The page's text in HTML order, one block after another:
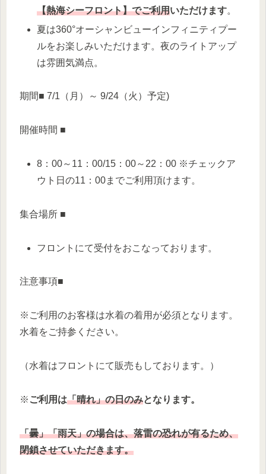
【熱海シーフロント】でご利用いただけます。
夏は360°オーシャンビューインフィニティプー
ルをお楽しみいただけます。夜のライトアップ
は雰囲気満点。
期間■ 7/1（月）～ 9/24（火）予定)
開催時間 ■
8：00～11：00/15：00～22：00 ※チェックア
ウト日の11：00までご利用頂けます。
集合場所 ■
フロントにて受付をおこなっております。
注意事項■
※ご利用のお客様は水着の着用が必須となります。
水着をご持参ください。
（水着はフロントにて販売もしております。）
※ ご利用は「晴れ」の日のみとなります。
「曇」「雨天」の場合は、落雷の恐れが有るため、
閉鎖させていただきます。